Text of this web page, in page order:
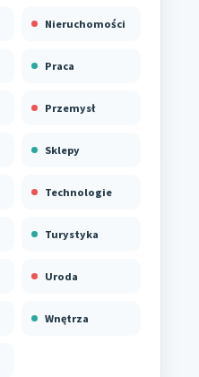
Nieruchomości
Praca
Przemysł
Sklepy
Technologie
Turystyka
Uroda
Wnętrza